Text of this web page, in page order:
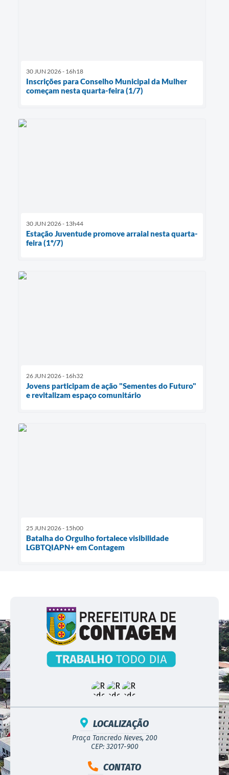
30 JUN 2026 - 16h18
Inscrições para Conselho Municipal da Mulher
começam nesta quarta-feira (1/7)
30 JUN 2026 - 13h44
Estação Juventude promove arraial nesta quarta-
feira (1º/7)
26 JUN 2026 - 16h32
Jovens participam de ação "Sementes do Futuro"
e revitalizam espaço comunitário
25 JUN 2026 - 15h00
Batalha do Orgulho fortalece visibilidade
LGBTQIAPN+ em Contagem
LOCALIZAÇÃO
Praça Tancredo Neves, 200
CEP: 32017-900
CONTATO